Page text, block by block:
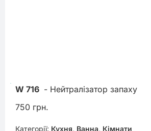
W 716 - Нейтралізатор запаху
750 грн.
Категорії: Кухня, Ванна, Кімнати